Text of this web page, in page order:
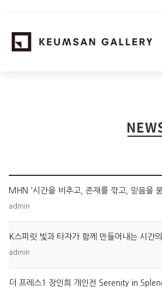
NEWS
MHN '시간을 비추고, 존재를 깎고, 믿음을
admin
admin